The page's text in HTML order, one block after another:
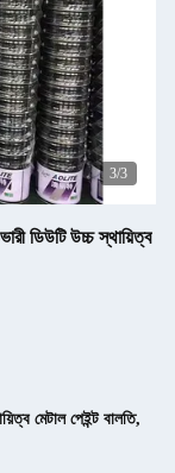
3/3
ডিউটি উচ্চ স্থায়িত্ব
মেটাল পেইন্ট বালতি,